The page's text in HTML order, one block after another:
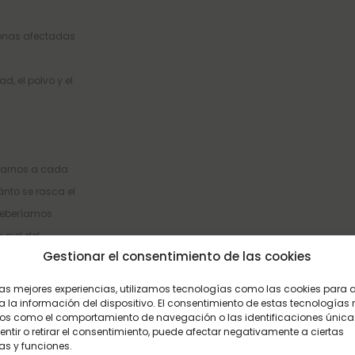
Gestionar el consentimiento de las cookies
mejores experiencias, utilizamos tecnologías como las cookies para
la información del dispositivo. El consentimiento de estas tecnologías
como el comportamiento de navegación o las identificaciones
o retirar el consentimiento, puede afectar negativamente a ciertas
y funciones.
afectadas
el polvo y el
a cada
se rasca el
piel del
que en la